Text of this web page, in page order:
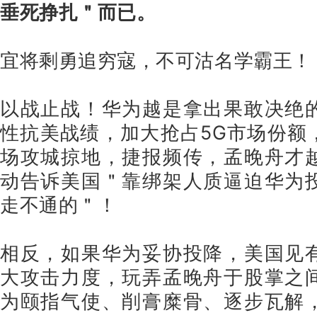
垂死挣扎＂而已。
宜将剩勇追穷寇，不可沽名学霸王！
以战止战！华为越是拿出果敢决绝
性抗美战绩，加大抢占5G市场份额
场攻城掠地，捷报频传，孟晚舟才
动告诉美国＂靠绑架人质逼迫华为
走不通的＂！
相反，如果华为妥协投降，美国见
大攻击力度，玩弄孟晚舟于股掌之
为颐指气使、削膏糜骨、逐步瓦解